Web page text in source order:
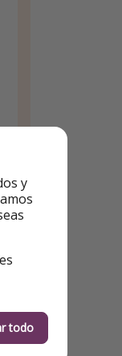
y
todo